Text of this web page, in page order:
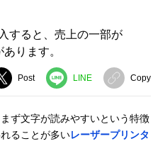
すると、売上の一部が
ります。
Post LINE Copy
ず文字が読みやすいという特徴
ることが多いレーザープリンタ